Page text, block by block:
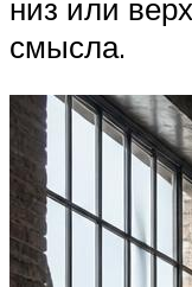
низ или
смысла.